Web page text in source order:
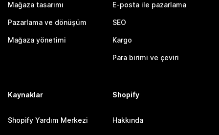
Mağaza tasarımı
Pazarlama ve dönüşüm
Mağaza yönetimi
E-posta ile pazarlama
SEO
Kargo
Para birimi ve çeviri
Kaynaklar
Shopify Yardım Merkezi
Shopify
Hakkında